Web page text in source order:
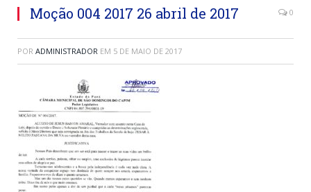
Moção 004 2017 26 abril de 2017 0
POR ADMINISTRADOR EM 5 DE MAIO DE 2017